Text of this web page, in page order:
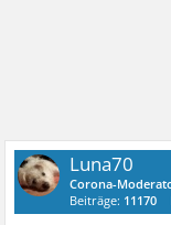
Luna70
Corona-
Beiträge: 11170